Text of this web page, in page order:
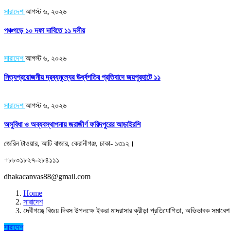
সারাদেশ আগস্ট ৬, ২০২৬
পঞ্চগড়ে ১০ দফা দাবিতে ১১ দলীয়
সারাদেশ আগস্ট ৬, ২০২৬
নিত্যপ্রয়োজনীয় দ্রব্যমূল্যের ঊর্ধ্বগতির প্রতিবাদে জয়পুরহাটে ১১
সারাদেশ আগস্ট ৬, ২০২৬
অসুবিধা ও অব্যবস্থাপনায় জরাজীর্ণ ফরিদপুরের আড়াইরশি
জেরিন টাওয়ার, আটি বাজার, কেরানীগঞ্জ, ঢাকা- ১৩১২।
+৮৮০১৮২৭-২৮৪১১১
dhakacanvas88@gmail.com
Home
সারাদেশ
দেবীগঞ্জে বিজয় দিবস উপলক্ষে ইকরা মাদরাসার ক্রীড়া প্রতিযোগিতা, অভিভাবক সমাবেশ
সারাদেশ